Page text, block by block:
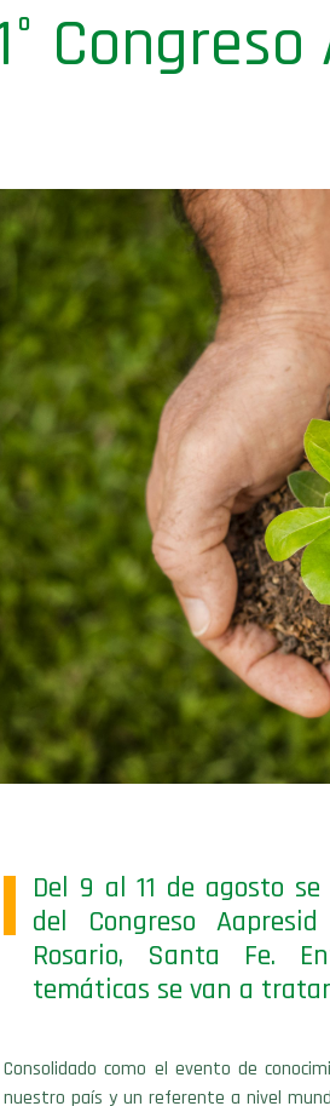
Del 9 al 11 de agosto
del Congreso
Rosario, Santa Fe.
temáticas se van a
Consolidado como el evento de
nuestro país y un referente a nivel